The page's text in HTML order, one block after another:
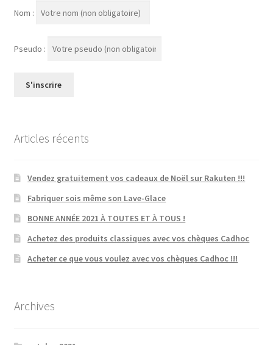
Nom :
Pseudo :
Articles récents
Vendez gratuitement vos cadeaux de Noël sur Rakuten !!!
Fabriquer sois même son Lave-Glace
BONNE ANNÉE 2021 À TOUTES ET À TOUS !
Achetez des produits classiques avec vos chèques Cadhoc
Acheter ce que vous voulez avec vos chèques Cadhoc !!!
Archives